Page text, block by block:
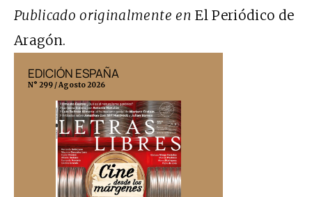
Publicado originalmente enEl Periódico de
Aragón.
EDICIÓN ESPAÑA
N° 299 / Agosto 2026